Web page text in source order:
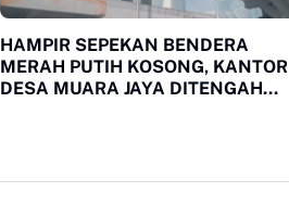
HAMPIR SEPEKAN BENDERA
MERAH PUTIH KOSONG, KANTOR
DESA MUARA JAYA DITENGAH